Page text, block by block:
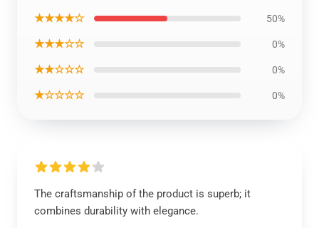
★★★★☆ 50%
★★★☆☆ 0%
★★☆☆☆ 0%
★☆☆☆☆ 0%
The craftsmanship of the product is superb; it
combines durability with elegance.